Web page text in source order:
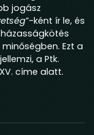
jogász
”-ként ír le, és
Ezt a
a Ptk.
címe alatt.